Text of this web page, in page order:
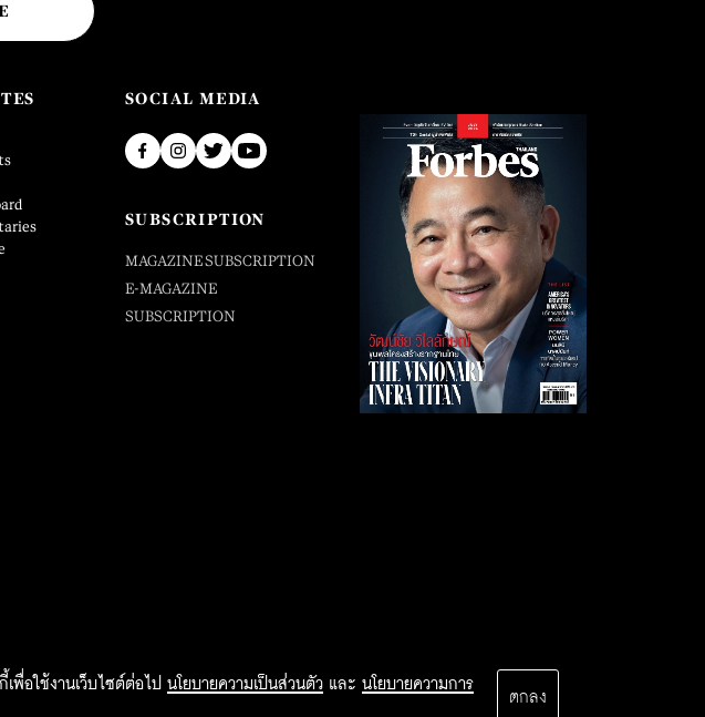
พื่อใช้งานเว็บไซต์ต่อไป นโยบายความเป็นส่วนตัว และ นโยบายความการ
ตกลง
SOCIAL MEDIA
SUBSCRIPTION
MAGAZINE SUBSCRIPTION
E-MAGAZINE
SUBSCRIPTION